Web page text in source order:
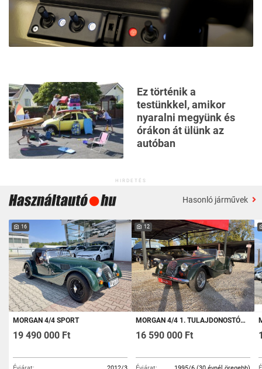
Ez történik a
testünkkel, amikor
nyaralni megyünk és
órákon át ülünk az
autóban
HIRDETÉS
Hasonló járművek
16
MORGAN 4/4 SPORT
19 490 000 Ft
12
MORGAN 4/4 1. TULAJDONOSTÓL-OT KÉPES ÁLLAPOT
16 590 000 Ft